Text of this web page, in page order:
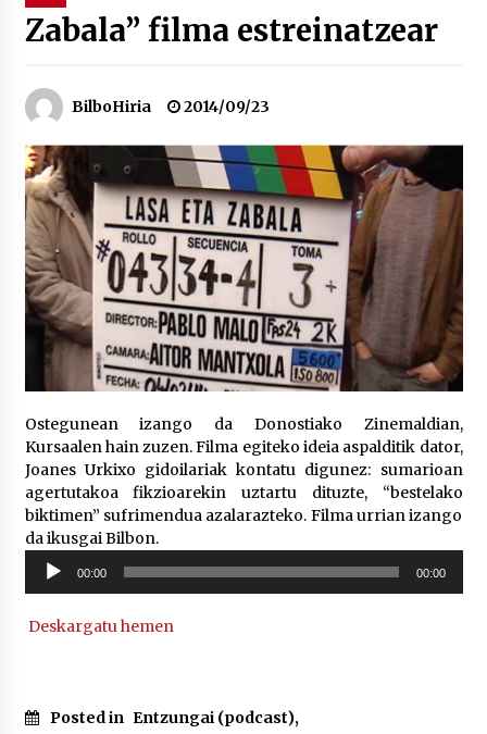
Bakaikuko barnetegitik gazteek egindako saio
berezia
2026/07/16
Tuba eta bonbardinoaren astea, Bilboko
Kontserbatorioan protagonista
2026/07/16
Auzoportala : 1×04 Auzofoniak
2026/07/15
Gaur abitua da Bilbao bbk live jaialdia
2026/07/09
POTTO: San Pedro jaietako bertso-saioa
2026/07/09
Zabala” filma estreinatzear
BilboHiria 2014/09/23
Ostegunean izango da Donostiako Zinemaldian,
Kursaalen hain zuzen. Filma egiteko ideia aspalditik dator,
Joanes Urkixo gidoilariak kontatu digunez: sumarioan
agertutakoa fikzioarekin uztartu dituzte, “bestelako
biktimen” sufrimendua azalarazteko. Filma urrian izango
da ikusgai Bilbon.
Soinu
erreproduzigailua
00:00 00:00
Deskargatu hemen
Posted in Entzungai (podcast),